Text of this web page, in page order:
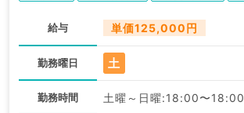
給与 単価125,000円
勤務曜日 土
勤務時間 土曜～日曜:18:00〜18:00